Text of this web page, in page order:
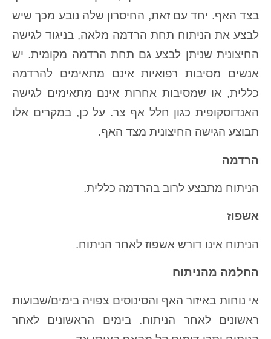
בצד האף. יחד עם זאת, החיסרון שלה נובע מכך שיש
לבצע את הניתוח תחת הרדמה מלאה, בניגוד לגישה
החיצונית שניתן לבצע גם תחת הרדמה מקומית. יש
אנשים מסיבות רפואיות אינם מתאימים להרדמה
כללית, או שמסיבות אחרות אינם מתאימים לגישה
האנדוסקופית כגון חלל אף צר. על כן, במקרים אלו
תבוצע הגישה החיצונית מצד האף.
הרדמה
הניתוח מתבצע לרוב בהרדמה כללית.
אשפוז
הניתוח אינו דורש אשפוז לאחר הניתוח.
החלמה מהניתוח
אי נוחות באיזור האף והסינוסים צפויה בימים/שבועות
ראשונים לאחר הניתוח. בימים הראשונים לאחר